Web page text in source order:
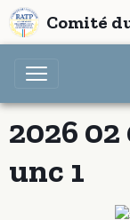
Comité
2026
unc 1